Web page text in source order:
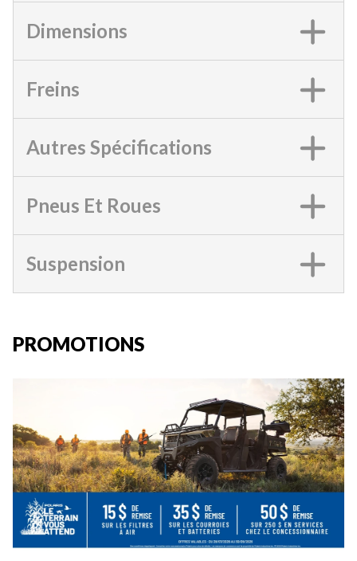
Dimensions
Freins
Autres Spécifications
Pneus Et Roues
Suspension
PROMOTIONS